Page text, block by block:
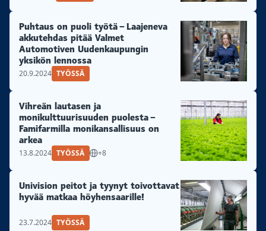
Puhtaus on puoli työtä – Laajeneva
akkutehdas pitää Valmet
Automotiven Uudenkaupungin
yksikön lennossa
20.9.2024 TYÖSSÄ
Vihreän lautasen ja
monikulttuurisuuden puolesta –
Famifarmilla monikansallisuus on
arkea
13.8.2024 TYÖSSÄ +8
Univision peitot ja tyynyt toivottavat
hyvää matkaa höyhensaarille!
23.7.2024 TYÖSSÄ